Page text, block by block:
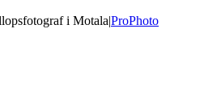
i Motala|ProPhoto